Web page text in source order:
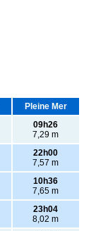
Pleine Mer
09h26
7,29 m
22h00
7,57 m
10h36
7,65 m
23h04
8,02 m